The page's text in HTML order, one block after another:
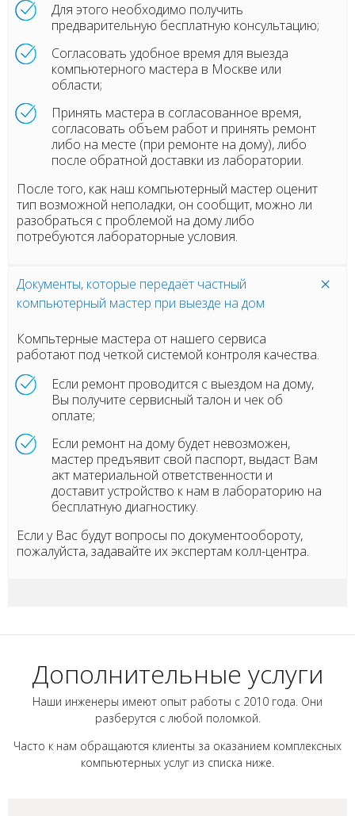
Для этого необходимо получить
предварительную бесплатную консультацию;
Согласовать удобное время для выезда
компьютерного мастера в Москве или
области;
Принять мастера в согласованное время,
согласовать объем работ и принять ремонт
либо на месте (при ремонте на дому), либо
после обратной доставки из лаборатории.
После того, как наш компьютерный мастер оценит
тип возможной неполадки, он сообщит, можно ли
разобраться с проблемой на дому либо
потребуются лабораторные условия.
Документы, которые передаёт частный
компьютерный мастер при выезде на дом
Компьтерные мастера от нашего сервиса
работают под четкой системой контроля качества.
Если ремонт проводится с выездом на дому,
Вы получите сервисный талон и чек об
оплате;
Если ремонт на дому будет невозможен,
мастер предъявит свой паспорт, выдаст Вам
акт материальной ответственности и
доставит устройство к нам в лабораторию на
бесплатную диагностику.
Если у Вас будут вопросы по документообороту,
пожалуйста, задавайте их экспертам колл-центра.
Дополнительные услуги
Наши инженеры имеют опыт работы с 2010 года. Они
разберутся с любой поломкой.
Часто к нам обращаются клиенты за оказанием комплексных
компьютерных услуг из списка ниже.